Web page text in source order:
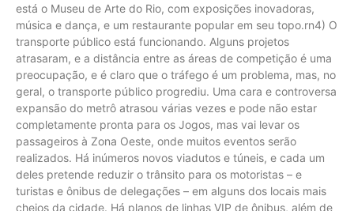
está o Museu de Arte do Rio, com exposições inovadoras,
música e dança, e um restaurante popular em seu topo.rn4) O
transporte público está funcionando. Alguns projetos
atrasaram, e a distância entre as áreas de competição é uma
preocupação, e é claro que o tráfego é um problema, mas, no
geral, o transporte público progrediu. Uma cara e controversa
expansão do metrô atrasou várias vezes e pode não estar
completamente pronta para os Jogos, mas vai levar os
passageiros à Zona Oeste, onde muitos eventos serão
realizados. Há inúmeros novos viadutos e túneis, e cada um
deles pretende reduzir o trânsito para os motoristas – e
turistas e ônibus de delegações – em alguns dos locais mais
cheios da cidade. Há planos de linhas VIP de ônibus, além de